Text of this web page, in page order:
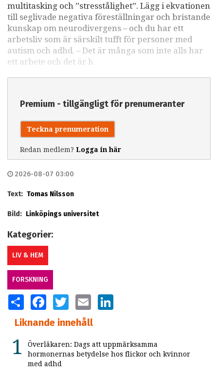
multitasking och ”stresstålighet”. Lägg i ekvationen
till seglivade negativa föreställningar och bristande
kunskap om neurodivergens – och du har ett
arbetsliv som är särskilt tufft för personer med
autism och adhd. – Det är många som inte alls har
ett arbete och det är h
Premium - tillgängligt för prenumeranter
Teckna prenumeration
Redan medlem? Logga in här
2026-08-07 03:00
Text: Tomas Nilsson
Bild: Linköpings universitet
Kategorier:
LIV & HEM
FORSKNING
SHARE FACEBOOKTWITTER EMAIL
Liknande innehåll
Överläkaren: Dags att uppmärksamma
hormonernas betydelse hos flickor och kvinnor
med adhd